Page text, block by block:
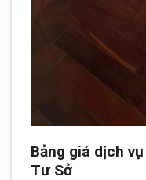
Bảng giá dịch
Tư Sở